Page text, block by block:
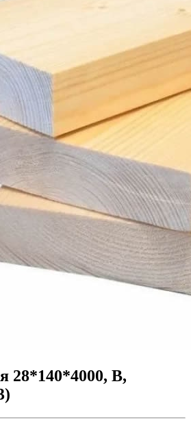
28*140*4000, В,